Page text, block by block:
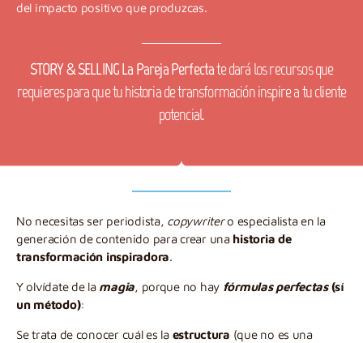
del impacto positivo que produzcas.
STORY & SELLING La Pareja Perfectate dará los recursos que
requieres para que tu historia de transformación inspire a tu cliente
potencial.
No necesitas ser periodista, copywritero especialista en la
generación de contenido para crear una historia de
transformación inspiradora.
Y olvídate de la magia, porque no hay fórmulas perfectas(sí
un método):
Se trata de conocer cuál es la estructura (que no es una